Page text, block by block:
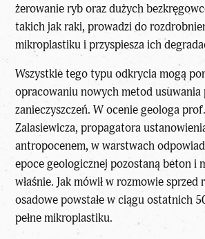
żerowanie ryb oraz dużych
takich jak raki, prowadzi do
mikroplastiku i przyspiesza ich
Wszystkie tego typu odkrycia mogą
opracowaniu nowych metod
zanieczyszczeń. W ocenie geologa
Zalasiewicza, propagatora
antropocenem, w warstwach
epoce geologicznej pozostaną beton i
właśnie. Jak mówił w rozmowie
osadowe powstałe w ciągu ostatnich
pełne mikroplastiku.